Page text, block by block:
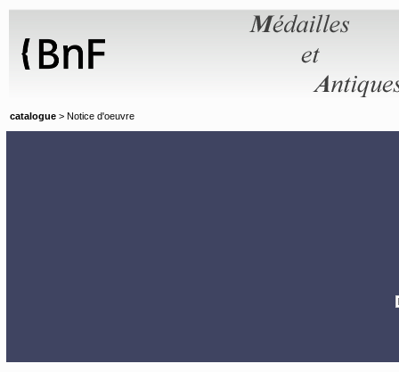
catalogue > Notice d'oeuvre